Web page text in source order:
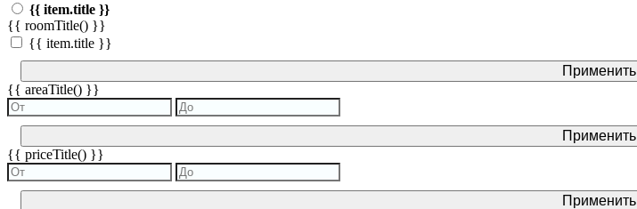
{{ item.title }}
{{ roomTitle() }}
{{ item.title }}
Применить
{{ areaTitle() }}
Применить
{{ priceTitle() }}
Применить